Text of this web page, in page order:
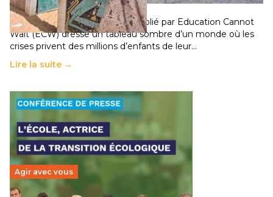
11 juillet 2026- National
Un nouveau rapport mondial publié par Education Cannot
Wait (ECW) dresse un tableau sombre d’un monde où les
crises privent des millions d’enfants de leur…
Lire la suite →
Agir avec vous